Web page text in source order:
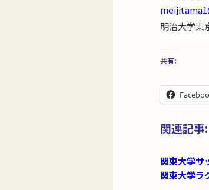
明治大学東
共有:
関連記事:
関東大学サ
関東大学ラ